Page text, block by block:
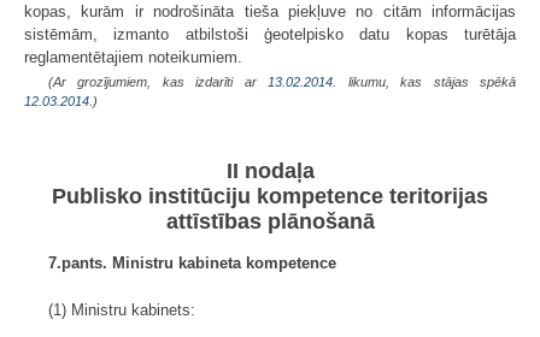
kopas, kurām ir nodrošināta tieša piekļuve no citām informācijas
sistēmām, izmanto atbilstoši ģeotelpisko datu kopas turētāja
reglamentētajiem noteikumiem.
(Ar grozījumiem, kas izdarīti ar 13.02.2014 . likumu, kas stājas spēkā
12.03.2014. )
II nodaļa
Publisko institūciju kompetence teritorijas
attīstības plānošanā
7.pants. Ministru kabineta kompetence
(1) Ministru kabinets: